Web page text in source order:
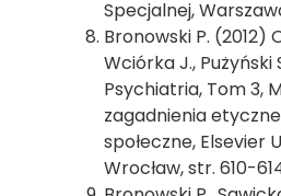
Specjalnej,
Bronowski P. (2012)
Wciórka J., Pużyński
Psychiatria, Tom 3,
zagadnienia
społeczne, Elsevier
Wrocław, str. 610-